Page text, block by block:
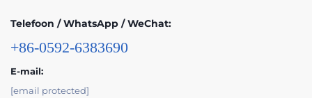
Telefoon / WhatsApp / WeChat:
+86-0592-6383690
E-mail:
[email protected]